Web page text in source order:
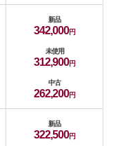
新品
342,000
未使用
312,900
中古
262,200
新品
322,500